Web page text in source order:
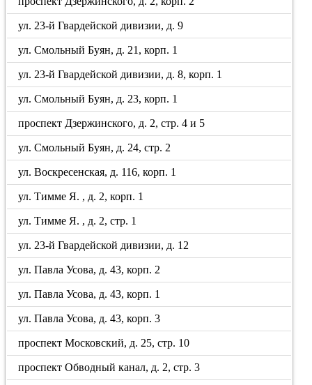
ул. 23-й Гвардейской дивизии, д. 9
ул. Смольный Буян, д. 21, корп. 1
ул. 23-й Гвардейской дивизии, д. 8, корп. 1
ул. Смольный Буян, д. 23, корп. 1
проспект Дзержинского, д. 2, стр. 4 и 5
ул. Смольный Буян, д. 24, стр. 2
ул. Воскресенская, д. 116, корп. 1
ул. Тимме Я. , д. 2, корп. 1
ул. Тимме Я. , д. 2, стр. 1
ул. 23-й Гвардейской дивизии, д. 12
ул. Павла Усова, д. 43, корп. 2
ул. Павла Усова, д. 43, корп. 1
ул. Павла Усова, д. 43, корп. 3
проспект Московский, д. 25, стр. 10
проспект Обводный канал, д. 2, стр. 3